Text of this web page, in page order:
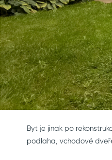
Byt je jinak po
podlaha, vchodové